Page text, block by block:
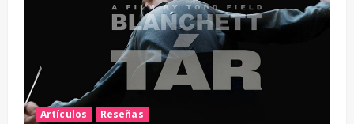
Artículos Reseñas